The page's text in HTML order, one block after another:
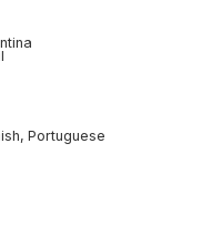
, Portuguese